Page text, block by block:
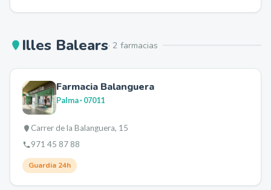
Illes Balears· 2 farmacias
Farmacia Balanguera
Palma· 07011
Carrer de la Balanguera, 15
971 45 87 88
Guardia 24h